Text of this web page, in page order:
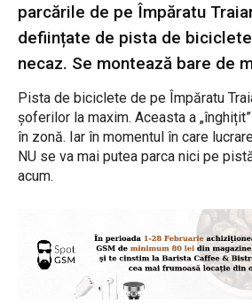
parcările de pe Împăratu
deființate de pista de
necaz. Se montează bare de
Pista de biciclete de pe Împăratu
șoferilor la maxim. Aceasta a
în zonă. Iar în momentul în care
NU se va mai putea parca nici pe
acum.